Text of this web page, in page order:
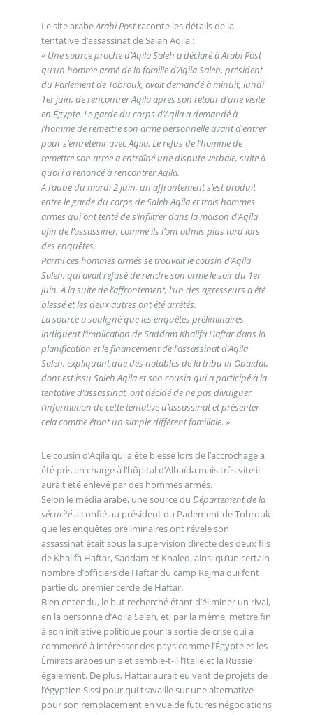
Le site arabeArabi Postraconte les détails de la
tentative d’assassinat de Salah Aqila :
« Une source proche d’Aqila Saleh a déclaré à Arabi Post
qu’un homme armé de la famille d’Aqila Saleh, président
du Parlement de Tobrouk, avait demandé à minuit, lundi
1er juin, de rencontrer Aqila après son retour d’une visite
en Égypte. Le garde du corps d’Aqila a demandé à
l’homme de remettre son arme personnelle avant d’entrer
pour s’entretenir avec Aqila. Le refus de l’homme de
remettre son arme a entraîné une dispute verbale, suite à
quoi i a renoncé à rencontrer Aqila.
A l’aube du mardi 2 juin, un affrontement s’est produit
entre le garde du corps de Saleh Aqila et trois hommes
armés qui ont tenté de s’infiltrer dans la maison d’Aqila
afin de l’assassiner, comme ils l’ont admis plus tard lors
des enquêtes.
Parmi ces hommes armés se trouvait le cousin d’Aqila
Saleh, qui avait refusé de rendre son arme le soir du 1er
juin. À la suite de l’affrontement, l’un des agresseurs a été
blessé et les deux autres ont été arrêtés.
La source a souligné que les enquêtes préliminaires
indiquent l’implication de Saddam Khalifa Haftar dans la
planification et le financement de l’assassinat d’Aqila
Saleh, expliquant que des notables de la tribu al-Obaidat,
dont est issu Saleh Aqila et son cousin qui a participé à la
tentative d’assassinat, ont décidé de ne pas divulguer
l’information de cette tentative d’assassinat et présenter
cela comme étant un simple différent familiale. »
Le cousin d’Aqila qui a été blessé lors de l’accrochage a
été pris en charge à l’hôpital d’Albaïda mais très vite il
aurait été enlevé par des hommes armés.
Selon le média arabe, une source du Département de la
sécuritéa confié au président du Parlement de Tobrouk
que les enquêtes préliminaires ont révélé son
assassinat était sous la supervision directe des deux fils
de Khalifa Haftar, Saddam et Khaled, ainsi qu’un certain
nombre d’officiers de Haftar du camp Rajma qui font
partie du premier cercle de Haftar.
Bien entendu, le but recherché étant d’éliminer un rival,
en la personne d’Aqila Salah, et, par la même, mettre fin
à son initiative politique pour la sortie de crise qui a
commencé à intéresser des pays comme l’Égypte et les
Émirats arabes unis et semble-t-il l’Italie et la Russie
également. De plus, Haftar aurait eu vent de projets de
l’égyptien Sissi pour qui travaille sur une alternative
pour son remplacement en vue de futures négociations